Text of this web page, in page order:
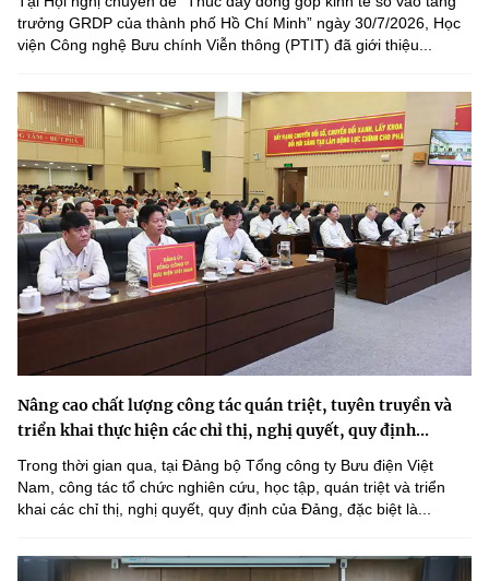
trưởng GRDP của thành phố Hồ Chí Minh” ngày 30/7/2026, Học
viện Công nghệ Bưu chính Viễn thông (PTIT) đã giới thiệu...
Nâng cao chất lượng công tác quán triệt, tuyên truyền và
triển khai thực hiện các chỉ thị, nghị quyết, quy định...
Trong thời gian qua, tại Đảng bộ Tổng công ty Bưu điện Việt
Nam, công tác tổ chức nghiên cứu, học tập, quán triệt và triển
khai các chỉ thị, nghị quyết, quy định của Đảng, đặc biệt là...